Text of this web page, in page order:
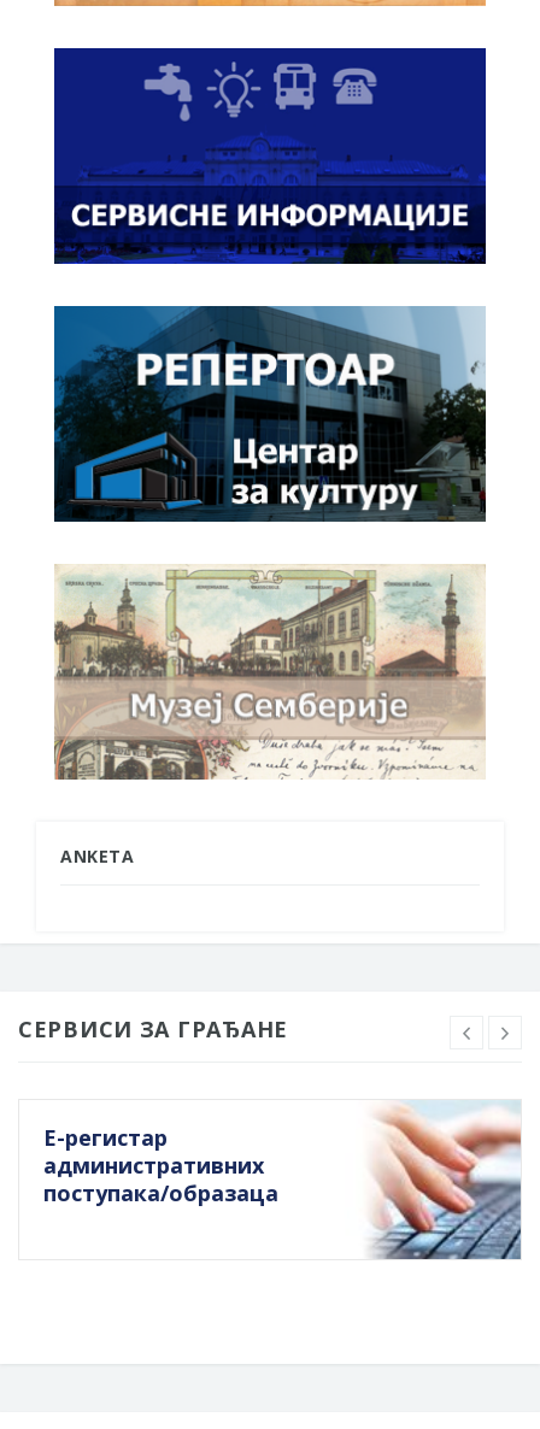
ANKETA
СЕРВИСИ ЗА ГРАЂАНЕ
Е-регистар
административних
поступака/образаца